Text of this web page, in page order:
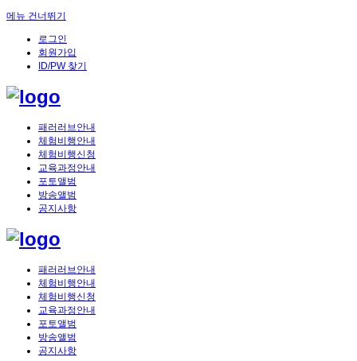
메뉴 건너뛰기
로그인
회원가입
ID/PW 찾기
패러러브안내
체험비행안내
체험비행신청
교육과정안내
포토앨범
방송앨범
공지사항
패러러브안내
체험비행안내
체험비행신청
교육과정안내
포토앨범
방송앨범
공지사항